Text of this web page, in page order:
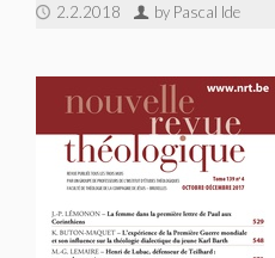
2.2.2018 by Pascal Ide